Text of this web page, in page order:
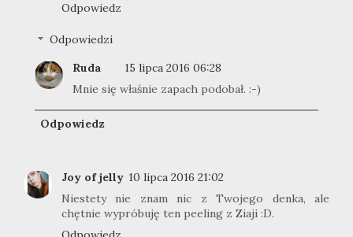
Odpowiedz
Odpowiedzi
Ruda
15 lipca 2016 06:28
Mnie się właśnie zapach podobał. :-)
Odpowiedz
Joy of jelly 10 lipca 2016 21:02
Niestety nie znam nic z Twojego denka, ale
chętnie wypróbuję ten peeling z Ziaji :D.